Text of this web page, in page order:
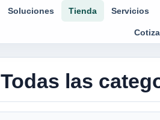
Soluciones Tienda Servicios
Todas las